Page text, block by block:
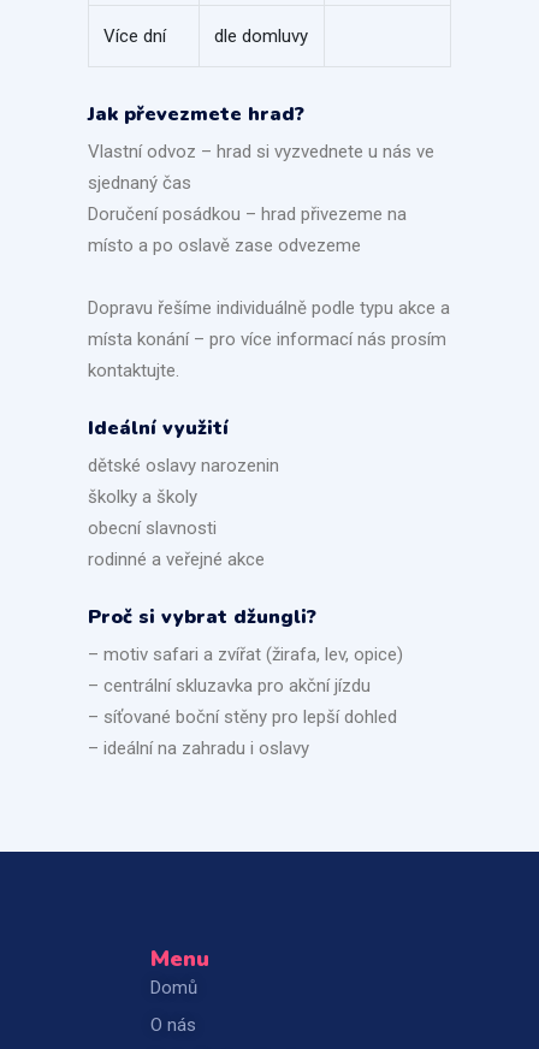
Více dní dle domluvy
Jak převezmete hrad?
Vlastní odvoz – hrad si vyzvednete u nás ve
sjednaný čas
Doručení posádkou – hrad přivezeme na
místo a po oslavě zase odvezeme
Dopravu řešíme individuálně podle typu akce a
místa konání – pro více informací nás prosím
kontaktujte.
Ideální využití
dětské oslavy narozenin
školky a školy
obecní slavnosti
rodinné a veřejné akce
Proč si vybrat džungli?
– motiv safari a zvířat (žirafa, lev, opice)
– centrální skluzavka pro akční jízdu
– síťované boční stěny pro lepší dohled
– ideální na zahradu i oslavy
Menu
Domů
O nás